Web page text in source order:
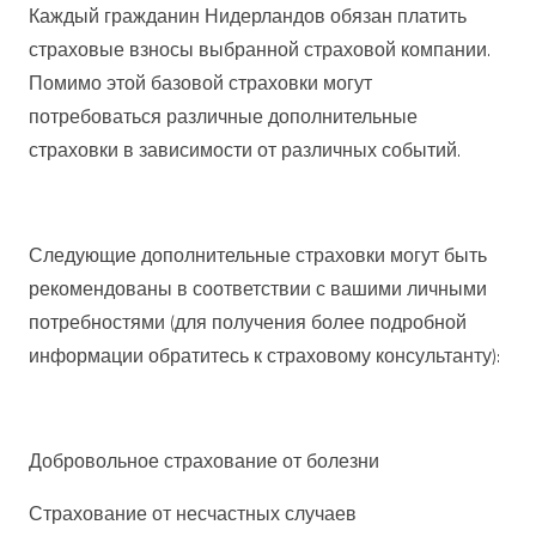
Каждый гражданин Нидерландов обязан платить
страховые взносы выбранной страховой компании.
Помимо этой базовой страховки могут
потребоваться различные дополнительные
страховки в зависимости от различных событий.
Следующие дополнительные страховки могут быть
рекомендованы в соответствии с вашими личными
потребностями (для получения более подробной
информации обратитесь к страховому консультанту):
Добровольное страхование от болезни
Страхование от несчастных случаев